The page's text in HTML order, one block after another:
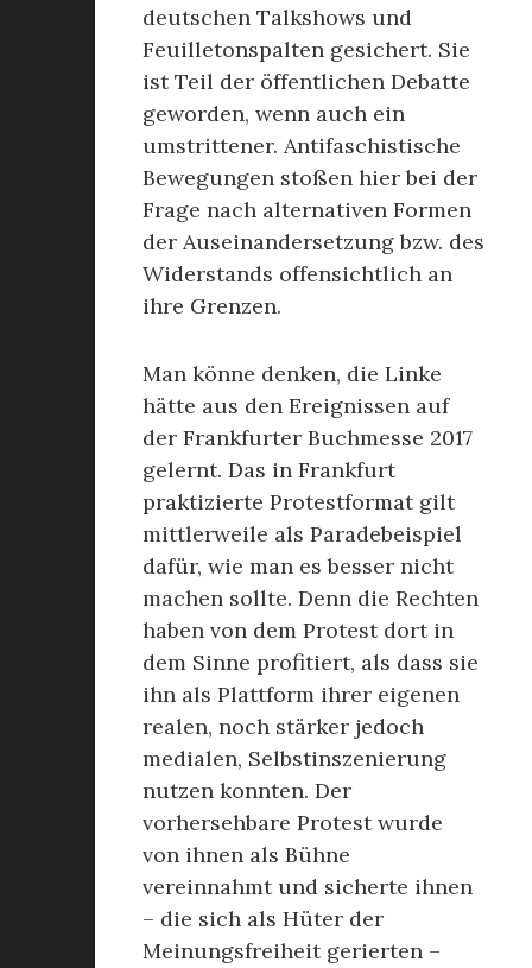
deutschen Talkshows und
Feuilletonspalten gesichert. Sie
ist Teil der öffentlichen Debatte
geworden, wenn auch ein
umstrittener. Antifaschistische
Bewegungen stoßen hier bei der
Frage nach alternativen Formen
der Auseinandersetzung bzw. des
Widerstands offensichtlich an
ihre Grenzen.
Man könne denken, die Linke
hätte aus den Ereignissen auf
der Frankfurter Buchmesse 2017
gelernt. Das in Frankfurt
praktizierte Protestformat gilt
mittlerweile als Paradebeispiel
dafür, wie man es besser nicht
machen sollte. Denn die Rechten
haben von dem Protest dort in
dem Sinne profitiert, als dass sie
ihn als Plattform ihrer eigenen
realen, noch stärker jedoch
medialen, Selbstinszenierung
nutzen konnten. Der
vorhersehbare Protest wurde
von ihnen als Bühne
vereinnahmt und sicherte ihnen
– die sich als Hüter der
Meinungsfreiheit gerierten –